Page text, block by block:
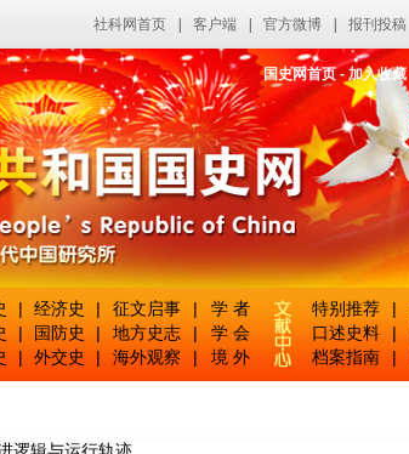
社科网首页 客户端 官方微博 报刊投稿
国史网首页-加入收藏
| 经济史 | 征文启事 |
学 者
| 国防史 | 地方史志 |
学 会
| 外交史 | 海外观察 | 境 外
特别推荐 |
口述史料
|
档案指南
|